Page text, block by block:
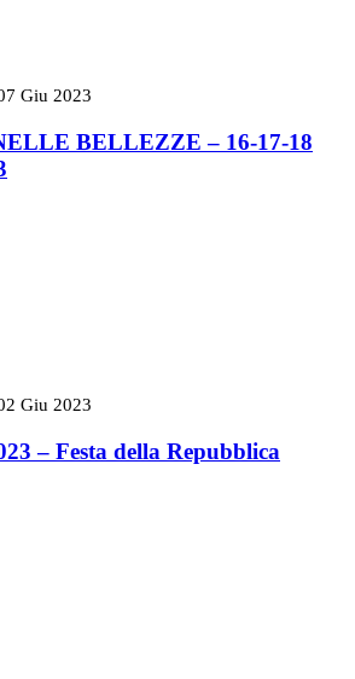
Giu 2023
BELLEZZE – 16-17-18
Giu 2023
– Festa della Repubblica